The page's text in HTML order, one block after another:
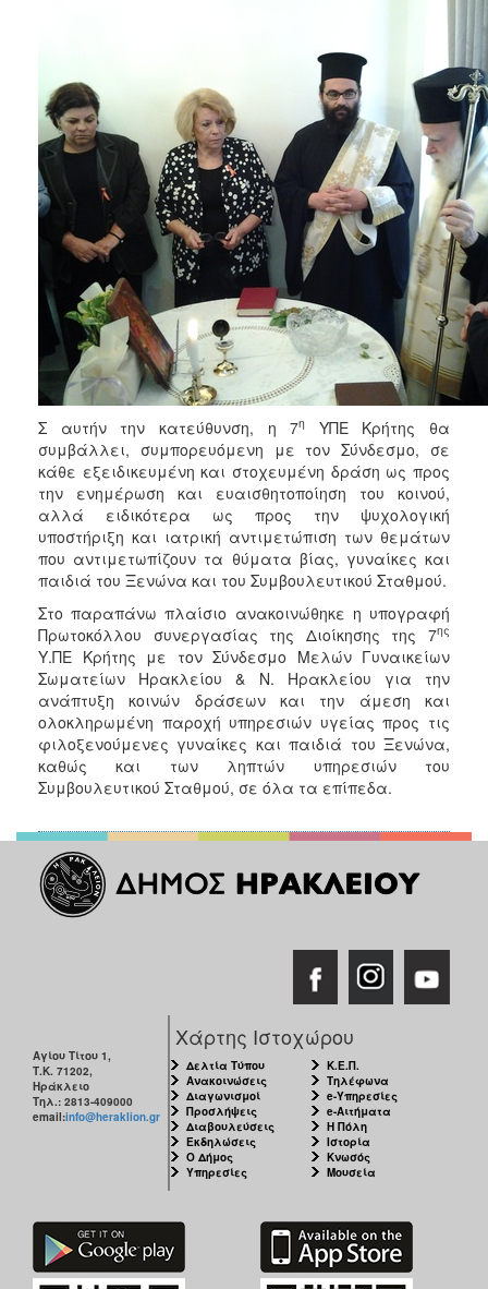
ΤΟΠΟΣ
ΠΟΛΙΤΙΣΜΟΣ
ΑΝΘΕΚΤΙΚΗ
Σ αυτήν την κατεύθυνση, η 7η
ΥΠΕ Κρήτης θα
συμβάλλει, συμπορευόμενη με τον Σύνδεσμο, σε
κάθε εξειδικευμένη και στοχευμένη δράση ως προς
την ενημέρωση και ευαισθητοποίηση του κοινού,
αλλά ειδικότερα ως προς την ψυχολογική
υποστήριξη και ιατρική αντιμετώπιση των θεμάτων
που αντιμετωπίζουν τα θύματα βίας, γυναίκες και
παιδιά του Ξενώνα και του Συμβουλευτικού Σταθμού.
Στο παραπάνω πλαίσιο ανακοινώθηκε η υπογραφή
Πρωτοκόλλου συνεργασίας της Διοίκησης της 7ης
Υ.ΠΕ Κρήτης με τον Σύνδεσμο Μελών Γυναικείων
Σωματείων Ηρακλείου & Ν. Ηρακλείου για την
ανάπτυξη κοινών δράσεων και την άμεση και
ολοκληρωμένη παροχή υπηρεσιών υγείας προς τις
φιλοξενούμενες γυναίκες και παιδιά του Ξενώνα,
καθώς και των ληπτών υπηρεσιών του
Συμβουλευτικού Σταθμού, σε όλα τα επίπεδα.
Αγίου Τίτου 1,
Τ.Κ. 71202,
Ηράκλειο
Τηλ.: 2813-409000
email:info@heraklion.gr
Χάρτης Ιστοχώρου
Δελτία Τύπου
Ανακοινώσεις
Διαγωνισμοί
Προσλήψεις
Διαβουλεύσεις
Εκδηλώσεις
Ο Δήμος
Υπηρεσίες
Κ.Ε.Π.
Τηλέφωνα
e-Υπηρεσίες
e-Αιτήματα
Η Πόλη
Ιστορία
Κνωσός
Μουσεία